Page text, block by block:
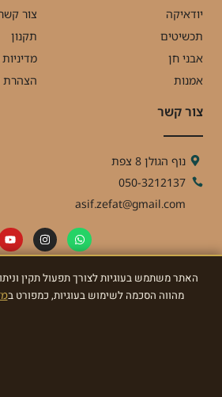
האתר משתמש בעוגיות לצורך תפעול תקין
מהווה הסכמה לשימוש בעוגיות, כמפורט ב
יודאיקה
תכשיטים
אבני חן
אמנות
צור
תקנון
הצהרת
צור קשר
נוף הגולן 8 צפת
050-3212137
asif.zefat@gmail.com
ניוזלטר